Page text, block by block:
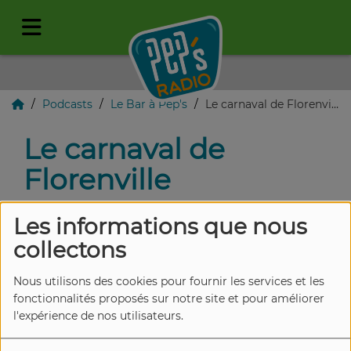
Les informations que nous
collectons
Nous utilisons des cookies pour fournir les services et les
fonctionnalités proposés sur notre site et pour améliorer
l'expérience de nos utilisateurs.
Podcasts Le Bar à Pep's Le carnaval de Florenville
Le carnaval de
Florenville